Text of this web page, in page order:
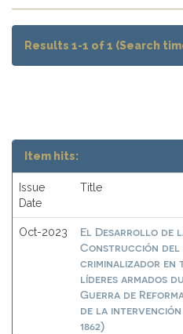
Results 1-1 of 1 (Search
Item hits:
Issue
Date
Title
Oct-2023
El Desarrollo de
Construcción del
criminalizador en
líderes armados
Guerra de
de la intervención
1862)